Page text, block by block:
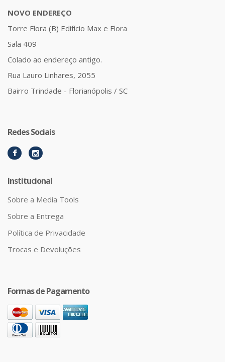
NOVO ENDEREÇO
Torre Flora (B) Edifício Max e Flora
Sala 409
Colado ao endereço antigo.
Rua Lauro Linhares, 2055
Bairro Trindade - Florianópolis / SC
Redes Sociais
Institucional
Sobre a Media Tools
Sobre a Entrega
Política de Privacidade
Trocas e Devoluções
Formas de Pagamento